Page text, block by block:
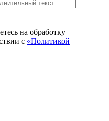
на обработку
с «Политикой